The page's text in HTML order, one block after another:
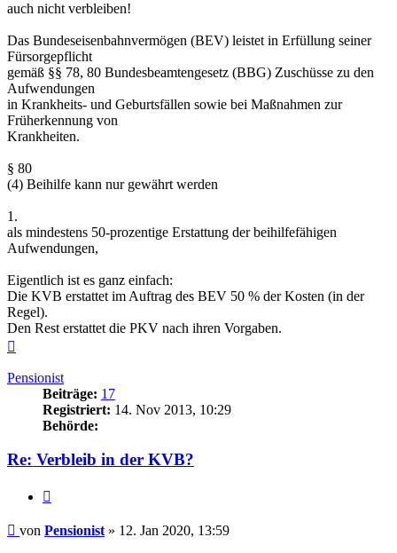
auch nicht verbleiben!
Das Bundeseisenbahnvermögen (BEV) leistet in Erfüllung seiner
Fürsorgepflicht
gemäß §§ 78, 80 Bundesbeamtengesetz (BBG) Zuschüsse zu den
Aufwendungen
in Krankheits- und Geburtsfällen sowie bei Maßnahmen zur
Früherkennung von
Krankheiten.
§ 80
(4) Beihilfe kann nur gewährt werden
1.
als mindestens 50-prozentige Erstattung der beihilfefähigen
Aufwendungen,
Eigentlich ist es ganz einfach:
Die KVB erstattet im Auftrag des BEV 50 % der Kosten (in der
Regel).
Den Rest erstattet die PKV nach ihren Vorgaben.
Pensionist
Beiträge: 17
Registriert: 14. Nov 2013, 10:29
Behörde:
Re: Verbleib in der KVB?
Beitrag
von Pensionist » 12. Jan 2020, 13:59